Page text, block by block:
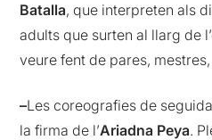
Batalla, que interpreten als
adults que surten al llarg de
veure fent de pares,
–Les coreografies de
la firma de l’Ariadna Peya.